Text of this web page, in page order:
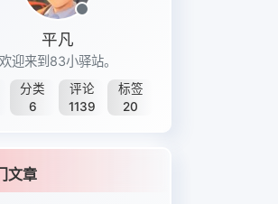
平凡
欢迎来到83小驿站。
分类
6
评论
1139
标签
20
文章